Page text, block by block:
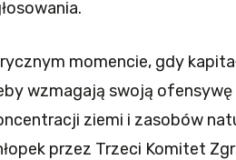
momencie, gdy
wzmagają swoją
ziemi i zasobów
przez Trzeci Komitet